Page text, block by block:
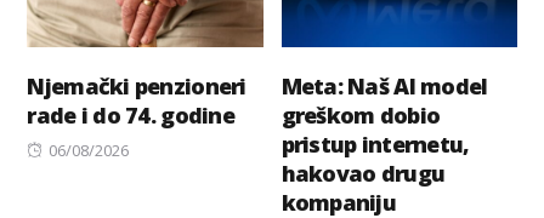
Njemački penzioneri
rade i do 74. godine
Posted
06/08/2026
Meta: Naš AI model
greškom dobio
pristup internetu,
hakovao drugu
kompaniju